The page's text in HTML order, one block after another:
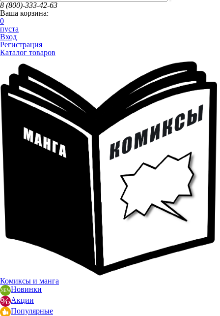
8 (800)-333-42-63
Ваша корзина:
0
пуста
Вход
Регистрация
Каталог товаров
Комиксы и манга
Новинки
Акции
Популярные